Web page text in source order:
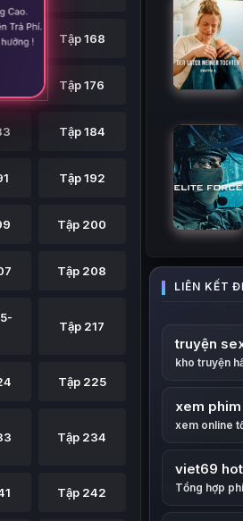
Tập 168
Tập 176
Tập 184
Tập 192
Tập 200
Tập 208
Tập 217
Tập 225
Tập 234
Tập 242
truyện
kho truyện
xem
xem online
viet69 hot
Tổng hợp